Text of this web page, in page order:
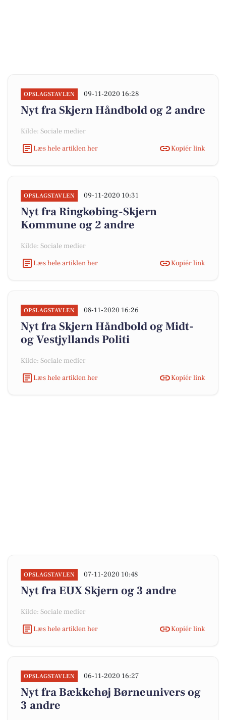
OPSLAGSTAVLEN 09-11-2020 16:28
Nyt fra Skjern Håndbold og 2 andre
Kilde: Sociale medier
Læs hele artiklen her
Kopiér link
OPSLAGSTAVLEN 09-11-2020 10:31
Nyt fra Ringkøbing-Skjern
Kommune og 2 andre
Kilde: Sociale medier
Læs hele artiklen her
Kopiér link
OPSLAGSTAVLEN 08-11-2020 16:26
Nyt fra Skjern Håndbold og Midt-
og Vestjyllands Politi
Kilde: Sociale medier
Læs hele artiklen her
Kopiér link
OPSLAGSTAVLEN 07-11-2020 10:48
Nyt fra EUX Skjern og 3 andre
Kilde: Sociale medier
Læs hele artiklen her
Kopiér link
OPSLAGSTAVLEN 06-11-2020 16:27
Nyt fra Bækkehøj Børneunivers og
3 andre